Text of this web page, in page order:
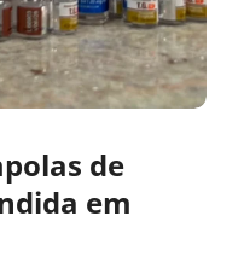
de
em